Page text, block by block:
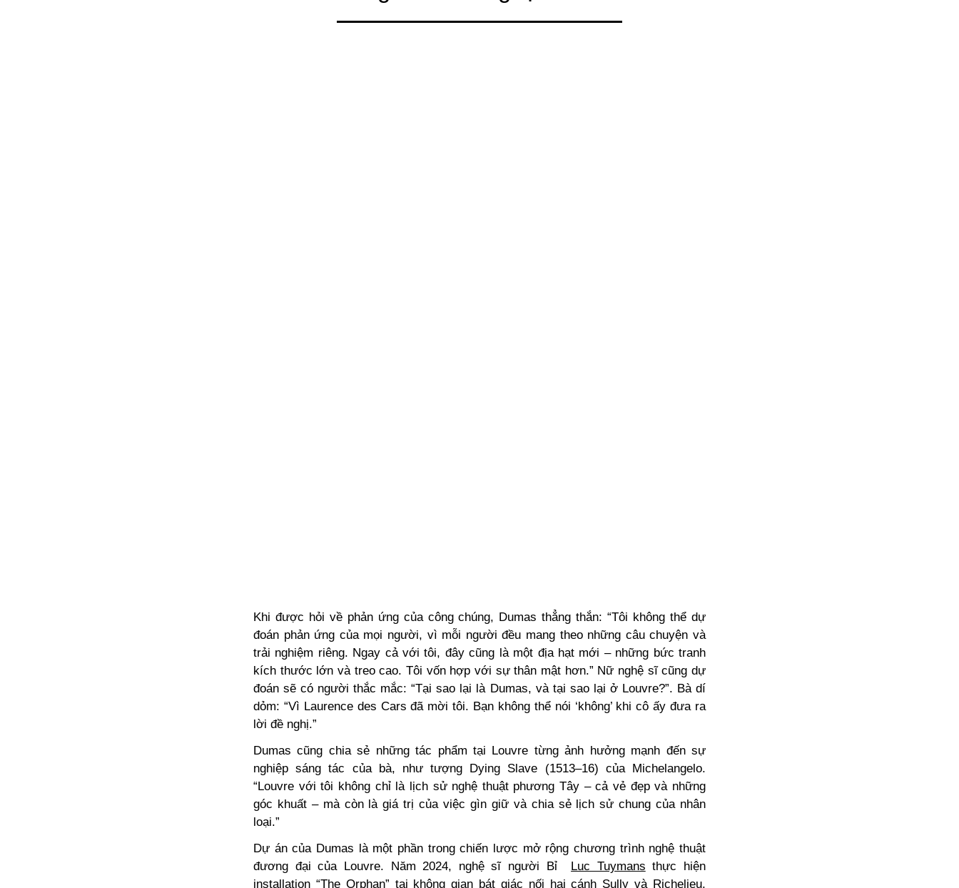
Khi được hỏi về phản ứng của công chúng, Dumas thẳng thắn: “Tôi không thể dự
đoán phản ứng của mọi người, vì mỗi người đều mang theo những câu chuyện và
trải nghiệm riêng. Ngay cả với tôi, đây cũng là một địa hạt mới – những bức tranh
kích thước lớn và treo cao. Tôi vốn hợp với sự thân mật hơn.” Nữ nghệ sĩ cũng dự
đoán sẽ có người thắc mắc: “Tại sao lại là Dumas, và tại sao lại ở Louvre?”. Bà dí
dỏm: “Vì Laurence des Cars đã mời tôi. Bạn không thể nói ‘không’ khi cô ấy đưa ra
lời đề nghị.”
Dumas cũng chia sẻ những tác phẩm tại Louvre từng ảnh hưởng mạnh đến sự
nghiệp sáng tác của bà, như tượng Dying Slave (1513–16) của Michelangelo.
“Louvre với tôi không chỉ là lịch sử nghệ thuật phương Tây – cả vẻ đẹp và những
góc khuất – mà còn là giá trị của việc gìn giữ và chia sẻ lịch sử chung của nhân
loại.”
Dự án của Dumas là một phần trong chiến lược mở rộng chương trình nghệ thuật
đương đại của Louvre. Năm 2024, nghệ sĩ người Bỉ Luc Tuymans thực hiện
installation “The Orphan” tại không gian bát giác nối hai cánh Sully và Richelieu.